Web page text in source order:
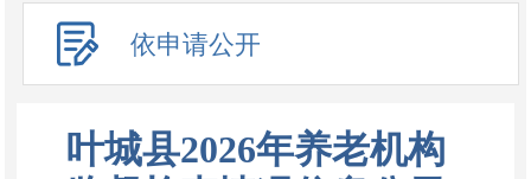
依申请公开
叶城县2026年养老机构